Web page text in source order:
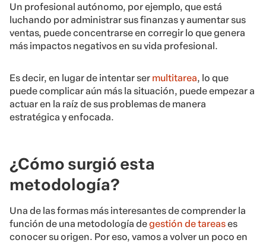
Un profesional autónomo, por ejemplo, que está
luchando por administrar sus finanzas y aumentar sus
ventas, puede concentrarse en corregir lo que genera
más impactos negativos en su vida profesional.
Es decir, en lugar de intentar ser multitarea, lo que
puede complicar aún más la situación, puede empezar a
actuar en la raíz de sus problemas de manera
estratégica y enfocada.
¿Cómo surgió esta
metodología?
Una de las formas más interesantes de comprender la
función de una metodología degestión de tareases
conocer su origen. Por eso, vamos a volver un poco en